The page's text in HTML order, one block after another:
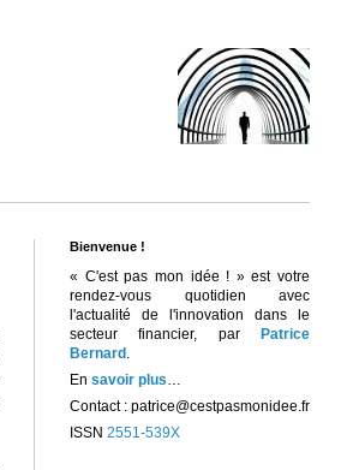
Bienvenue !
« C'est pas mon idée ! » est votre
rendez-vous quotidien avec
l'actualité de l'innovation dans le
secteur financier, par
Patrice
Bernard .
En savoir plus…
Contact : patrice@cestpasmonidee.fr
ISSN 2551-539X